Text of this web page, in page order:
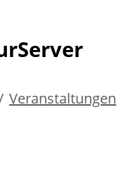
Veranstaltungen